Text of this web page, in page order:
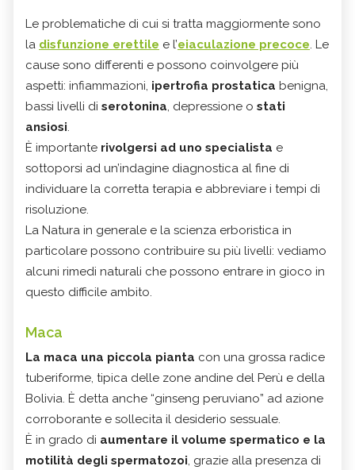
Le problematiche di cui si tratta maggiormente sono
la disfunzione erettile e l’eiaculazione precoce. Le
cause sono differenti e possono coinvolgere più
aspetti: infiammazioni, ipertrofia prostatica benigna,
bassi livelli di serotonina, depressione o stati
ansiosi.
È importante rivolgersi ad uno specialista e
sottoporsi ad un’indagine diagnostica al fine di
individuare la corretta terapia e abbreviare i tempi di
risoluzione.
La Natura in generale e la scienza erboristica in
particolare possono contribuire su più livelli: vediamo
alcuni rimedi naturali che possono entrare in gioco in
questo difficile ambito.
Maca
La maca una piccola pianta con una grossa radice
tuberiforme, tipica delle zone andine del Perù e della
Bolivia. È detta anche “ginseng peruviano” ad azione
corroborante e sollecita il desiderio sessuale.
È in grado di aumentare il volume spermatico e la
motilità degli spermatozoi, grazie alla presenza di